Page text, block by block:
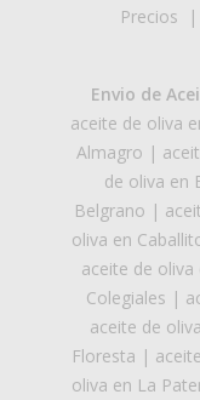
Precios |
Envio de
aceite de oliva
Almagro |
de oliva en
Belgrano |
oliva en
aceite de oliva
Colegiales |
aceite de
Floresta |
oliva en La